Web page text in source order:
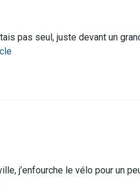
pas seul, juste devant un
j’enfourche le vélo pour un